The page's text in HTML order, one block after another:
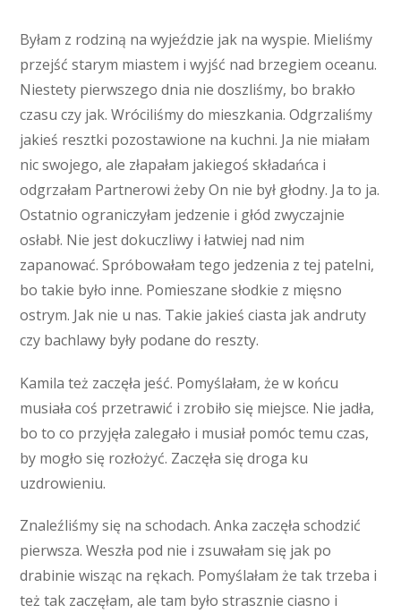
Byłam z rodziną na wyjeździe jak na wyspie. Mieliśmy
przejść starym miastem i wyjść nad brzegiem oceanu.
Niestety pierwszego dnia nie doszliśmy, bo brakło
czasu czy jak. Wróciliśmy do mieszkania. Odgrzaliśmy
jakieś resztki pozostawione na kuchni. Ja nie miałam
nic swojego, ale złapałam jakiegoś składańca i
odgrzałam Partnerowi żeby On nie był głodny. Ja to ja.
Ostatnio ograniczyłam jedzenie i głód zwyczajnie
osłabł. Nie jest dokuczliwy i łatwiej nad nim
zapanować. Spróbowałam tego jedzenia z tej patelni,
bo takie było inne. Pomieszane słodkie z mięsno
ostrym. Jak nie u nas. Takie jakieś ciasta jak andruty
czy bachlawy były podane do reszty.
Kamila też zaczęła jeść. Pomyślałam, że w końcu
musiała coś przetrawić i zrobiło się miejsce. Nie jadła,
bo to co przyjęła zalegało i musiał pomóc temu czas,
by mogło się rozłożyć. Zaczęła się droga ku
uzdrowieniu.
Znaleźliśmy się na schodach. Anka zaczęła schodzić
pierwsza. Weszła pod nie i zsuwałam się jak po
drabinie wisząc na rękach. Pomyślałam że tak trzeba i
też tak zaczęłam, ale tam było strasznie ciasno i